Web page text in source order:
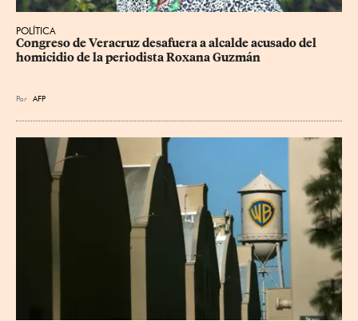
POLÍTICA
Congreso de Veracruz desafuera a alcalde acusado del
homicidio de la periodista Roxana Guzmán
Por AFP